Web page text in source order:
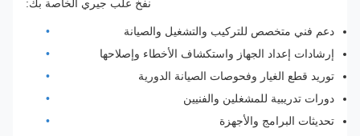
نفخ علب جيري الخاصة بك:
دعم فني متخصص للتركيب والتشغيل والصيانة
إرشادات إعداد الجهاز واستكشاف الأخطاء وإصلاحها
توريد قطع الغيار وفحوصات الصيانة الدورية
دورات تدريبية للمشغلين والفنيين
تحديثات البرامج والأجهزة